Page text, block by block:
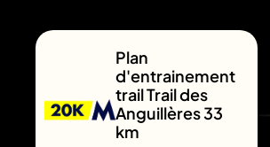
Plan
d'entrainement
trail Trail des
Anguillères 33
km